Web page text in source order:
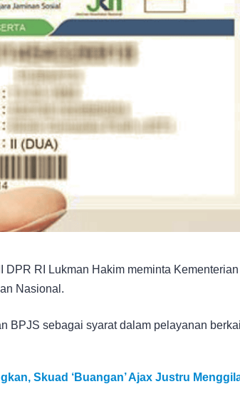
DPR RI Lukman Hakim meminta
Nasional.
BPJS sebagai syarat dalam pelayanan
Skuad ‘Buangan’ Ajax Justru